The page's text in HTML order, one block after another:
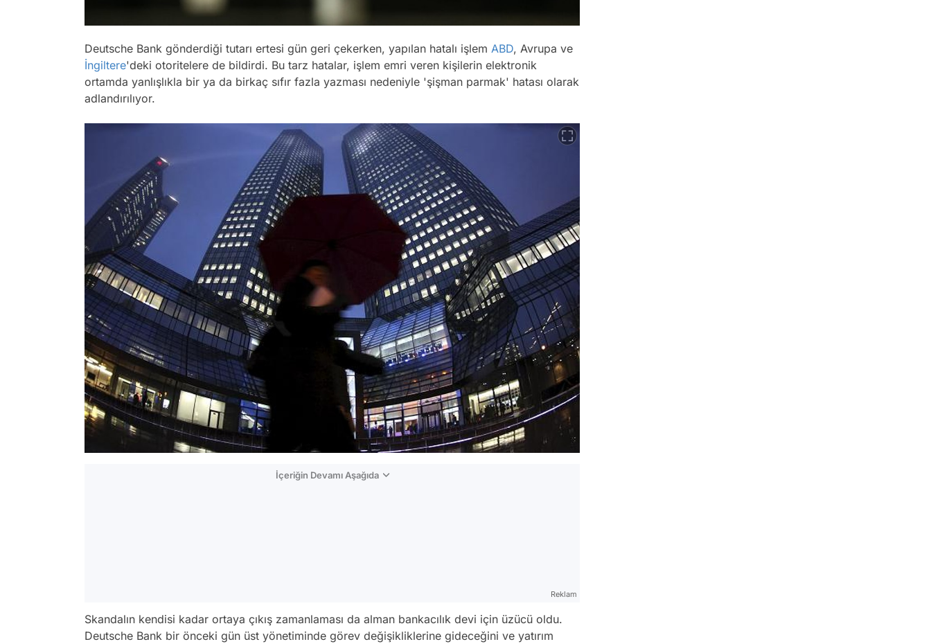
Deutsche Bank gönderdiği tutarı ertesi gün geri çekerken, yapılan hatalı işlem ABD, Avrupa ve
İngiltere'deki otoritelere de bildirdi. Bu tarz hatalar, işlem emri veren kişilerin elektronik
ortamda yanlışlıkla bir ya da birkaç sıfır fazla yazması nedeniyle 'şişman parmak' hatası olarak
adlandırılıyor.
İçeriğin Devamı Aşağıda
Reklam
Skandalın kendisi kadar ortaya çıkış zamanlaması da alman bankacılık devi için üzücü oldu.
Deutsche Bank bir önceki gün üst yönetiminde görev değişikliklerine gideceğini ve yatırım